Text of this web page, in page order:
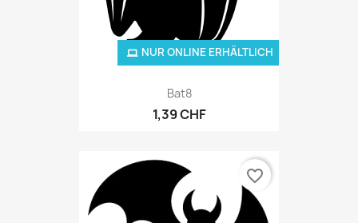
Bat8
1,39 CHF
NUR ONLINE ERHÄLTLICH
favorite_border